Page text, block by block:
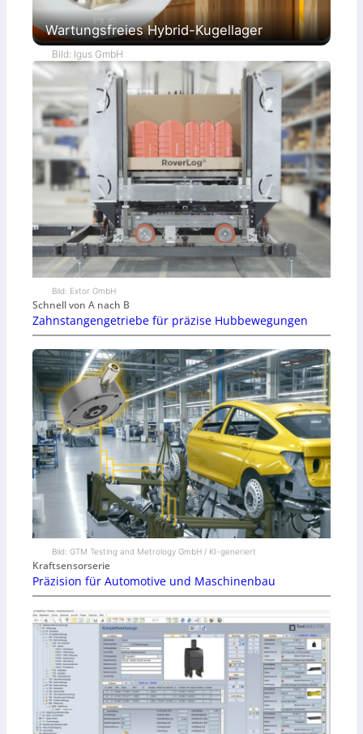
Wartungsfreies Hybrid-Kugellager
Bild: Igus GmbH
Bild: Extor GmbH
Schnell von A nach B
Zahnstangengetriebe für präzise Hubbewegungen
Bild: GTM Testing and Metrology GmbH / KI-generiert
Kraftsensorserie
Präzision für Automotive und Maschinenbau